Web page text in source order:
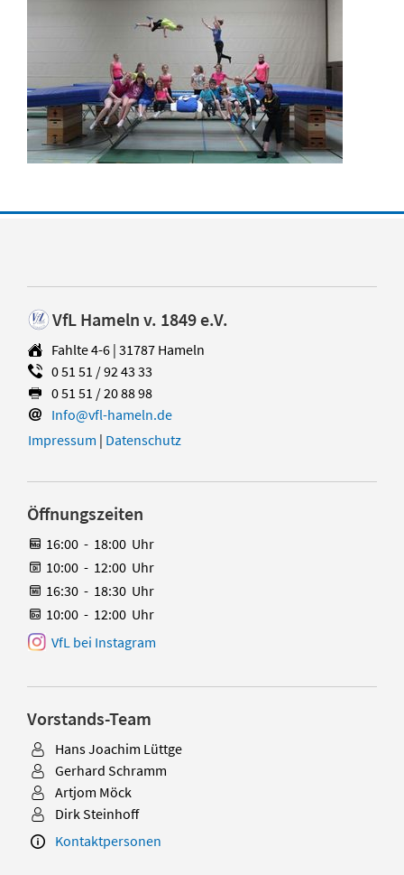
VfL Hameln v. 1849 e.V.
Fahlte 4-6 | 31787 Hameln
0 51 51 / 92 43 33
0 51 51 / 20 88 98
Info@vfl-hameln.de
Impressum | Datenschutz
Öffnungszeiten
16:00 - 18:00 Uhr
10:00 - 12:00 Uhr
16:30 - 18:30 Uhr
10:00 - 12:00 Uhr
VfL bei Instagram
Vorstands-Team
Hans Joachim Lüttge
Gerhard Schramm
Artjom Möck
Dirk Steinhoff
Kontaktpersonen